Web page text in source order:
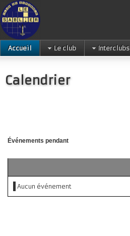
Accueil Le club Interclubs
Calendrier
Événements pendant
Aucun événement